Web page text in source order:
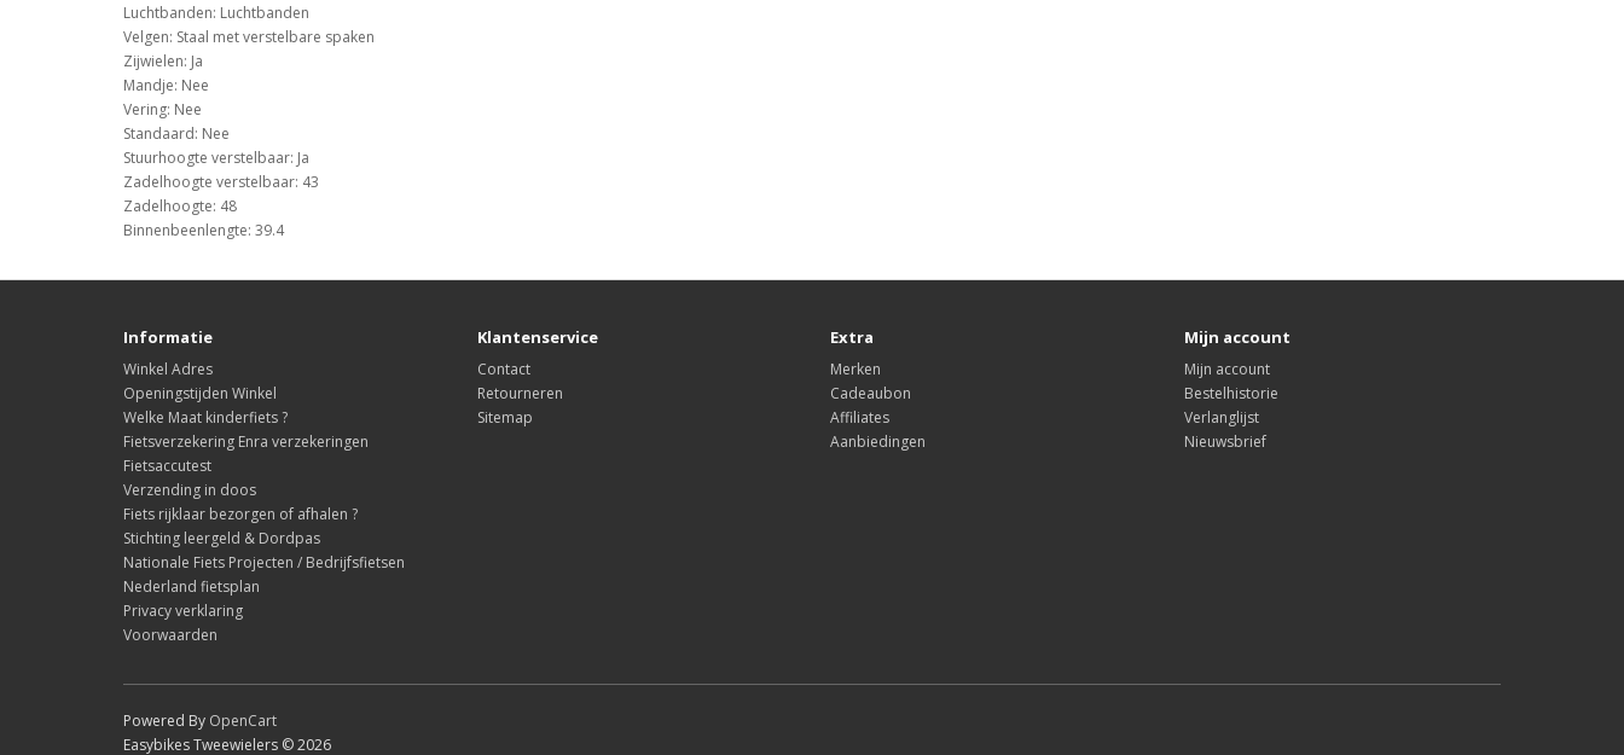
Luchtbanden: Luchtbanden
Velgen: Staal met verstelbare spaken
Zijwielen: Ja
Mandje: Nee
Vering: Nee
Standaard: Nee
Stuurhoogte verstelbaar: Ja
Zadelhoogte verstelbaar: 43
Zadelhoogte: 48
Binnenbeenlengte: 39.4
Informatie
Winkel Adres
Openingstijden Winkel
Welke Maat kinderfiets ?
Fietsverzekering Enra verzekeringen
Fietsaccutest
Verzending in doos
Fiets rijklaar bezorgen of afhalen ?
Stichting leergeld & Dordpas
Nationale Fiets Projecten / Bedrijfsfietsen
Nederland fietsplan
Privacy verklaring
Voorwaarden
Klantenservice
Contact
Retourneren
Sitemap
Extra
Merken
Cadeaubon
Affiliates
Aanbiedingen
Mijn account
Mijn account
Bestelhistorie
Verlanglijst
Nieuwsbrief
Powered By OpenCart
Easybikes Tweewielers © 2026